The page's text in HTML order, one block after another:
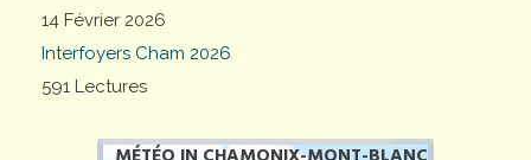
14 Février 2026
Interfoyers Cham 2026
591 Lectures